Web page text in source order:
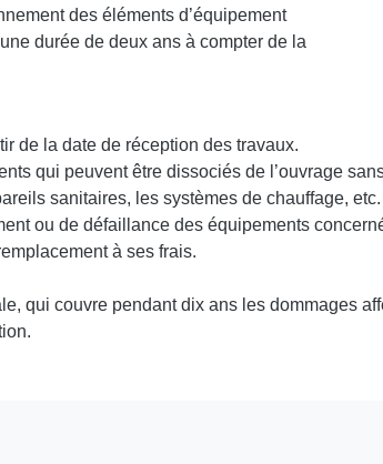
des éléments d’équipement
durée de deux ans à compter de la
de la date de réception des travaux.
qui peuvent être dissociés de l’ouvrage
sanitaires, les systèmes de chauffage, etc.
ou de défaillance des équipements
à ses frais.
qui couvre pendant dix ans les dommages